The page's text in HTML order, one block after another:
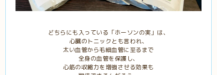
どちらにも入っている「ホーソンの実」は、
心臓のトニックとも言われ、
太い血管から毛細血管に至るまで
全身の血管を保護し、
心筋の収縮力を増強させる効果も